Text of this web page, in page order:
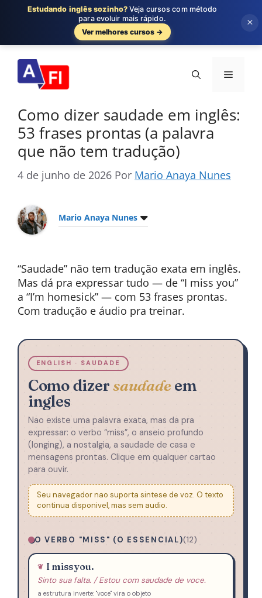
para
conteúdo
Menu
Como dizer saudade em inglês:
53 frases prontas (a palavra
que não tem tradução)
4 de junho de 2026 Por Mario Anaya Nunes
Mario Anaya Nunes
“Saudade” não tem tradução exata em inglês.
Mas dá pra expressar tudo — de “I miss you”
a “I’m homesick” — com 53 frases prontas.
Com tradução e áudio pra treinar.
ENGLISH · SAUDADE
Como dizersaudadeem
ingles
Nao existe uma palavra exata, mas da pra
expressar: o verbo “miss”, o anseio profundo
(longing), a nostalgia, a saudade de casa e
mensagens prontas. Clique em qualquer cartao
para ouvir.
Seu navegador nao suporta sintese de voz. O texto
continua disponivel, mas sem audio.
O VERBO "MISS" (O ESSENCIAL)(12)
I miss you.
Sinto sua falta. / Estou com saudade de voce.
a estrutura inverte: "voce" vira o objeto
Estudando inglês sozinho? Veja cursos com método
para evoluir mais rápido.
Ver melhores cursos →
×